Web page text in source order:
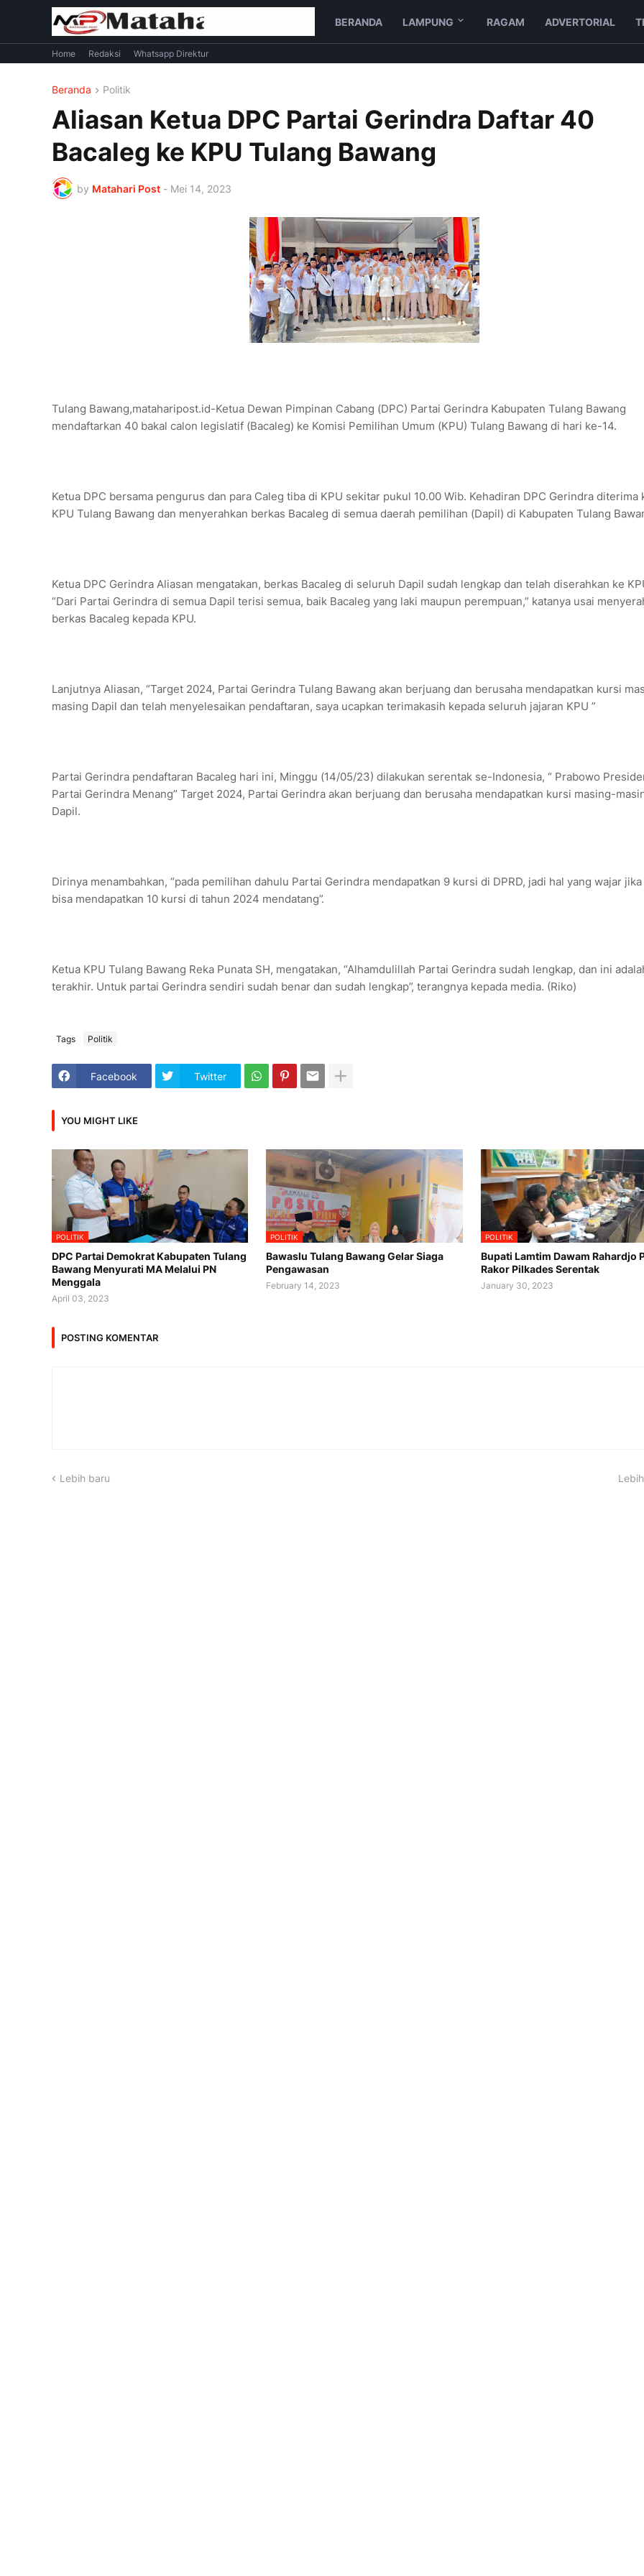
BERANDA LAMPUNG RAGAM ADVERTORIAL
Home Redaksi Whatsapp Direktur
Beranda Politik
Aliasan Ketua DPC Partai Gerindra Daftar 40
Bacaleg ke KPU Tulang Bawang
by Matahari Post - Mei 14, 2023
Tulang Bawang,mataharipost.id-Ketua Dewan Pimpinan Cabang (DPC) Partai Gerindra Kabupaten Tulang Bawang
mendaftarkan 40 bakal calon legislatif (Bacaleg) ke Komisi Pemilihan Umum (KPU) Tulang Bawang di hari ke-14.
Ketua DPC bersama pengurus dan para Caleg tiba di KPU sekitar pukul 10.00 Wib. Kehadiran DPC Gerindra diterima
KPU Tulang Bawang dan menyerahkan berkas Bacaleg di semua daerah pemilihan (Dapil) di Kabupaten Tulang
Ketua DPC Gerindra Aliasan mengatakan, berkas Bacaleg di seluruh Dapil sudah lengkap dan telah diserahkan ke
“Dari Partai Gerindra di semua Dapil terisi semua, baik Bacaleg yang laki maupun perempuan,” katanya usai
berkas Bacaleg kepada KPU.
Lanjutnya Aliasan, “Target 2024, Partai Gerindra Tulang Bawang akan berjuang dan berusaha mendapatkan kursi
masing Dapil dan telah menyelesaikan pendaftaran, saya ucapkan terimakasih kepada seluruh jajaran KPU ”
Partai Gerindra pendaftaran Bacaleg hari ini, Minggu (14/05/23) dilakukan serentak se-Indonesia, “ Prabowo
Partai Gerindra Menang” Target 2024, Partai Gerindra akan berjuang dan berusaha mendapatkan kursi masing-
Dapil.
Dirinya menambahkan, “pada pemilihan dahulu Partai Gerindra mendapatkan 9 kursi di DPRD, jadi hal yang wajar
bisa mendapatkan 10 kursi di tahun 2024 mendatang”.
Ketua KPU Tulang Bawang Reka Punata SH, mengatakan, “Alhamdulillah Partai Gerindra sudah lengkap, dan ini
terakhir. Untuk partai Gerindra sendiri sudah benar dan sudah lengkap”, terangnya kepada media. (Riko)
Tags Politik
Facebook Twitter
YOU MIGHT LIKE
POLITIK
DPC Partai Demokrat Kabupaten Tulang
Bawang Menyurati MA Melalui PN
Menggala
April 03, 2023
POLITIK
Bawaslu Tulang Bawang Gelar Siaga
Pengawasan
February 14, 2023
POLITIK
Bupati Lamtim Dawam Rahardjo
Rakor Pilkades Serentak
January 30, 2023
POSTING KOMENTAR
Lebih baru